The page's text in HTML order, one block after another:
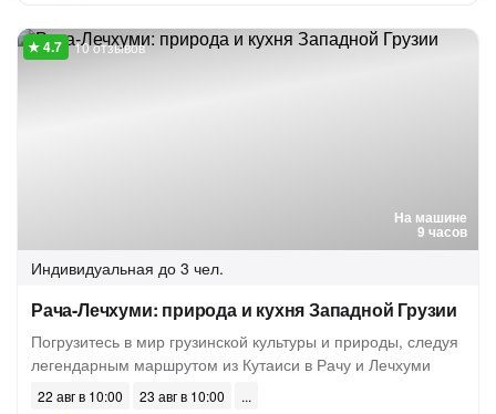
На машине
9 часов
10 отзывов
Индивидуальная до 3 чел.
Рача-Лечхуми: природа и кухня Западной Грузии
Погрузитесь в мир грузинской культуры и природы, следуя
легендарным маршрутом из Кутаиси в Рачу и Лечхуми
22 авг в 10:00
23 авг в 10:00